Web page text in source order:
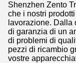
Shenzhen Zento
che i nostri
lavorazione. Dalla
di garanzia di un
di problemi di
pezzi di ricambio
vostre